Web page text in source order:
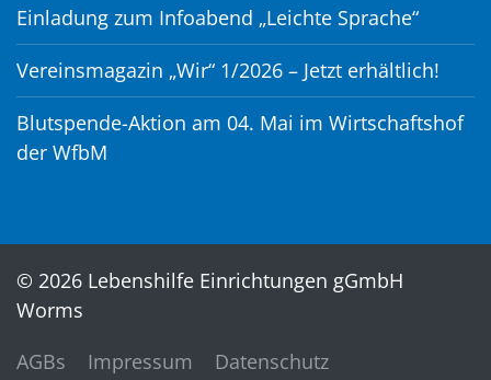
Einladung zum Infoabend „Leichte Sprache“
Vereinsmagazin „Wir“ 1/2026 – Jetzt erhältlich!
Blutspende-Aktion am 04. Mai im Wirtschaftshof
der WfbM
© 2026 Lebenshilfe Einrichtungen gGmbH
Worms
AGBs
Impressum
Datenschutz